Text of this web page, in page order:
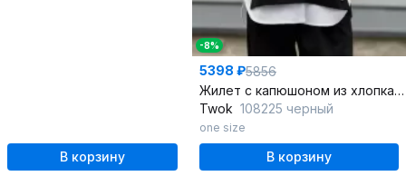
В корзину
-8%
5398 ₽5856
Жилет с капюшоном из хлопка для любого гардероба
Twok 108225 черный
one size
В корзину